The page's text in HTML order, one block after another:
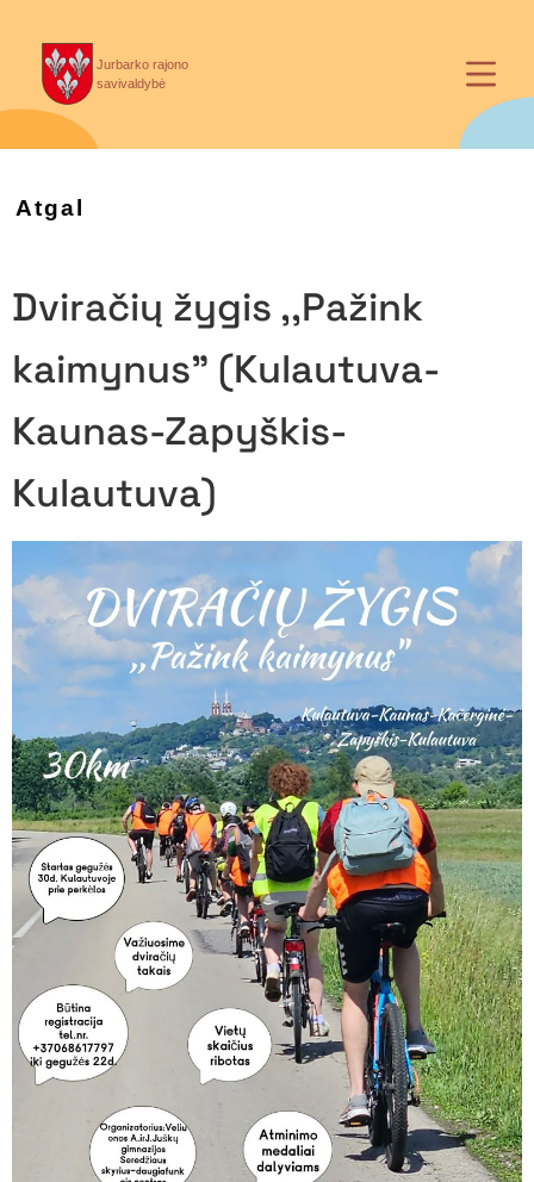
Jurbarko rajono
savivaldybė
Atgal
Dviračių žygis ,,Pažink
kaimynus” (Kulautuva-
Kaunas-Zapyškis-
Kulautuva)